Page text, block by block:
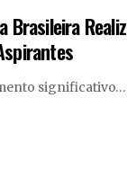
Brasileira
significativo…